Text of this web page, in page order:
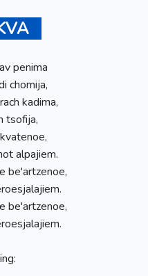
penima
chomija,
kadima,
tsofija,
alpajiem.
be'artzenoe,
be'artzenoe,